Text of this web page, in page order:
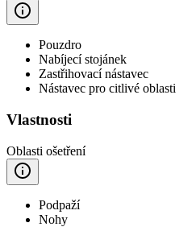
Pouzdro
Nabíjecí stojánek
Zastřihovací nástavec
Nástavec pro citlivé oblasti
Vlastnosti
Oblasti ošetření
Podpaží
Nohy